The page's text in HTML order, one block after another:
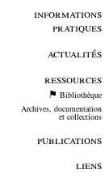
informations
pratiques
actualités
ressources
Bibliothèque
Archives, documentation
et collections
publications
liens